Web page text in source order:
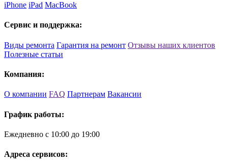
iPhone iPad MacBook
Сервис и поддержка:
Виды ремонта Гарантия на ремонт Отзывы наших клиентов
Полезные статьи
Компания:
О компании FAQ Партнерам Вакансии
График работы:
Ежедневно с 10:00 до 19:00
Адреса сервисов: